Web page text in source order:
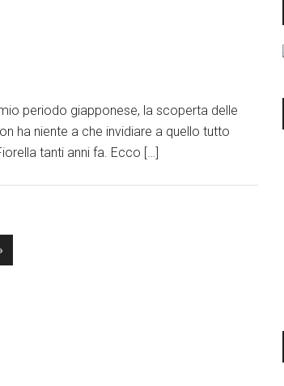
periodo giapponese, la scoperta delle
ha niente a che invidiare a quello tutto
tanti anni fa. Ecco […]